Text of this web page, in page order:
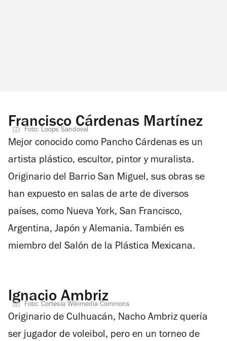
Francisco Cárdenas Martínez
Foto: Loops Sandoval
Mejor conocido como Pancho Cárdenas es un
artista plástico, escultor, pintor y muralista.
Originario del Barrio San Miguel, sus obras se
han expuesto en salas de arte de diversos
países, como Nueva York, San Francisco,
Argentina, Japón y Alemania. También es
miembro del Salón de la Plástica Mexicana.
Ignacio Ambriz
Foto: Cortesía Wikimedia Commons
Originario de Culhuacán, Nacho Ambriz quería
ser jugador de voleibol, pero en un torneo de